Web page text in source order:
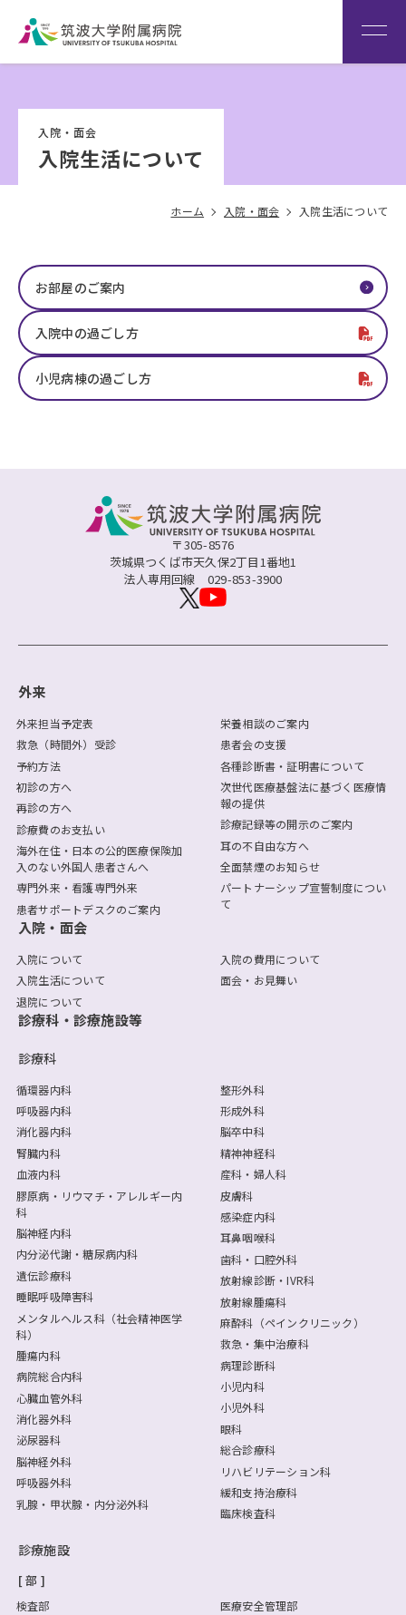
患者さん専用回線
（※本院は全科予約制です）
Language
入院・面会
入院生活について
ホーム 入院・面会 入院生活について
お部屋のご案内
入院中の過ごし方
小児病棟の過ごし方
〒305-8576
茨城県つくば市天久保2丁目1番地1
法人専用回線 029-853-3900
外来
外来担当予定表
救急（時間外）受診
予約方法
初診の方へ
再診の方へ
診療費のお支払い
海外在住・日本の公的医療保険加
入のない外国人患者さんへ
専門外来・看護専門外来
患者サポートデスクのご案内
栄養相談のご案内
患者会の支援
各種診断書・証明書について
次世代医療基盤法に基づく医療情
報の提供
診療記録等の開示のご案内
耳の不自由な方へ
全面禁煙のお知らせ
パートナーシップ宣誓制度につい
て
入院・面会
入院について
入院生活について
退院について
入院の費用について
面会・お見舞い
診療科・診療施設等
診療科
循環器内科
呼吸器内科
消化器内科
腎臓内科
血液内科
膠原病・リウマチ・アレルギー内
科
脳神経内科
内分泌代謝・糖尿病内科
遺伝診療科
睡眠呼吸障害科
メンタルヘルス科（社会精神医学
科）
腫瘍内科
病院総合内科
心臓血管外科
消化器外科
泌尿器科
脳神経外科
呼吸器外科
乳腺・甲状腺・内分泌外科
整形外科
形成外科
脳卒中科
精神神経科
産科・婦人科
皮膚科
感染症内科
耳鼻咽喉科
歯科・口腔外科
放射線診断・IVR科
放射線腫瘍科
麻酔科（ペインクリニック）
救急・集中治療科
病理診断科
小児内科
小児外科
眼科
総合診療科
リハビリテーション科
緩和支持治療科
臨床検査科
診療施設
部
検査部
医療安全管理部